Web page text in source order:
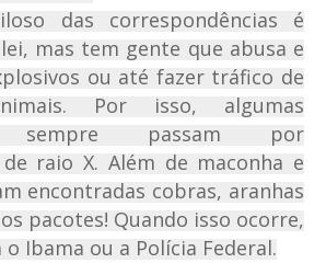
das correspondências é
mas tem gente que abusa e
ou até fazer tráfico de
Por isso, algumas
sempre passam por
raio X. Além de maconha e
encontradas cobras, aranhas
pacotes! Quando isso ocorre,
Ibama ou a Polícia Federal.